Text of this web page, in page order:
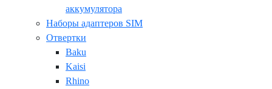
аккумулятора
Наборы адаптеров SIM
Отвертки
Baku
Kaisi
Rhino